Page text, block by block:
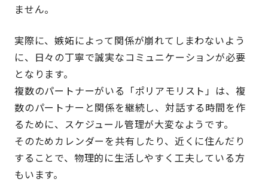
ません。
実際に、嫉妬によって関係が崩れてしまわないよう
に、日々の丁寧で誠実なコミュニケーションが必要
となります。
複数のパートナーがいる「ポリアモリスト」は、複
数のパートナーと関係を継続し、対話する時間を作
るために、スケジュール管理が大変なようです。
そのためカレンダーを共有したり、近くに住んだり
することで、物理的に生活しやすく工夫している方
もいます。